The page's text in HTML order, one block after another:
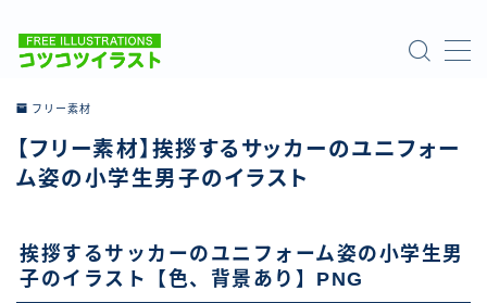
ホーム
お問い合わせ
フリー素材
【フリー素材】挨拶するサッカーのユニフォー
ム姿の小学生男子のイラスト
挨拶するサッカーのユニフォーム姿の小学生男
子のイラスト【色、背景あり】PNG